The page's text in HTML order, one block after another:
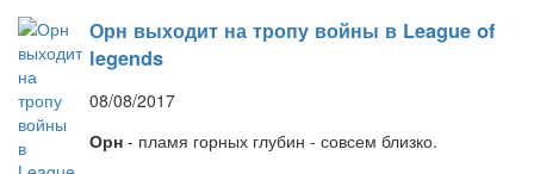
Орн выходит на тропу войны в League of
legends
08/08/2017
Орн - пламя горных глубин - совсем близко.